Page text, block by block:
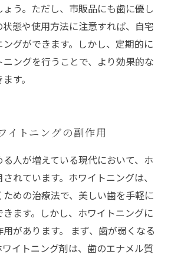
う。ただし、市販品にも歯に優し
態や使用方法に注意すれば、自宅
グができます。しかし、定期的に
ングを行うことで、より効果的な
す。
イトニングの副作用
人が増えている現代において、ホ
れています。ホワイトニングは、
めの治療法で、美しい歯を手軽に
ます。しかし、ホワイトニングに
があります。 まず、歯が弱くなる
イトニング剤は、歯のエナメル質